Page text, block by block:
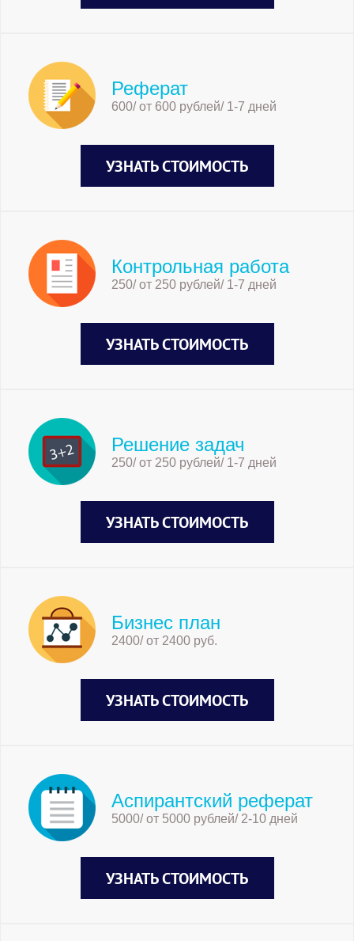
Реферат
600/ от 600 рублей/ 1-7 дней
УЗНАТЬ СТОИМОСТЬ
Контрольная работа
250/ от 250 рублей/ 1-7 дней
УЗНАТЬ СТОИМОСТЬ
Решение задач
250/ от 250 рублей/ 1-7 дней
УЗНАТЬ СТОИМОСТЬ
Бизнес план
2400/ от 2400 руб.
УЗНАТЬ СТОИМОСТЬ
Аспирантский реферат
5000/ от 5000 рублей/ 2-10 дней
УЗНАТЬ СТОИМОСТЬ